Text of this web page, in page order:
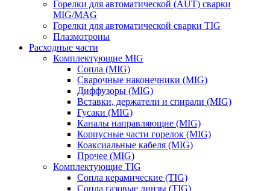
Горелки для автоматической (AUT) сварки
MIG/MAG
Горелки для автоматической сварки TIG
Плазмотроны
Расходные части
Комплектующие MIG
Сопла (MIG)
Сварочные наконечники (MIG)
Диффузоры (MIG)
Вставки, держатели и спирали (MIG)
Гусаки (MIG)
Каналы направляющие (MIG)
Корпусные части горелок (MIG)
Коаксиальные кабеля (MIG)
Прочее (MIG)
Комплектующие TIG
Сопла керамические (TIG)
Сопла газовые линзы (TIG)